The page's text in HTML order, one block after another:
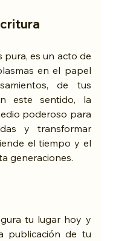
pura, es un acto de
en el papel
de tus
este sentido, la
poderoso para
y transformar
el tiempo y el
generaciones.
tu lugar hoy y
publicación de tu